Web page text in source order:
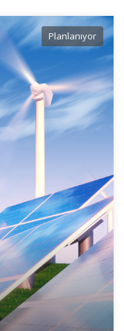
Planlanıyor